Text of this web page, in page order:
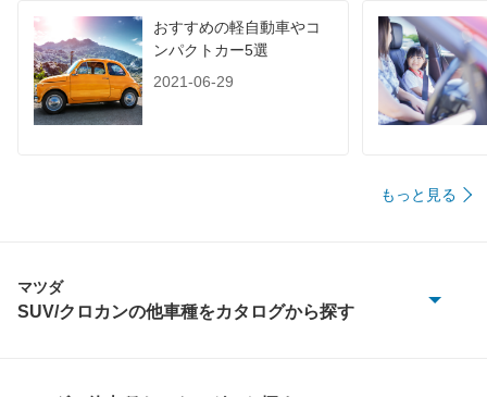
おすすめの軽自動車やコ
ンパクトカー5選
2021-06-29
もっと見る
マツダ
SUV/クロカンの他車種をカタログから探す